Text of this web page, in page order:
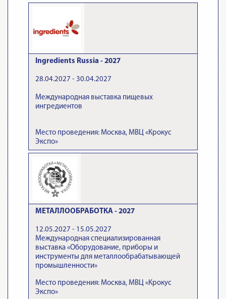
Ingredients Russia - 2027
28.04.2027 - 30.04.2027
Международная выставка пищевых
ингредиентов
Место проведения: Москва, МВЦ «Крокус
Экспо»
МЕТАЛЛООБРАБОТКА - 2027
12.05.2027 - 15.05.2027
Международная специализированная
выставка «Оборудование, приборы и
инструменты для металлообрабатывающей
промышленности»
Место проведения: Москва, МВЦ «Крокус
Экспо»